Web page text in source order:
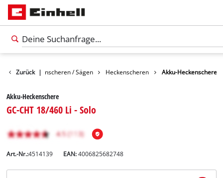
Zurück |
Gartenscheren / Sägen Heckenscheren Akku-Heckenschere
Akku-Heckenschere
GC-CHT 18/460 Li - Solo
Art.-Nr.:4514139 EAN:4006825682748